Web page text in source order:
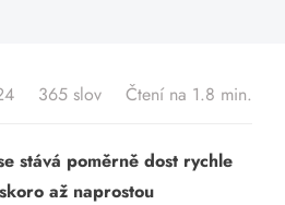
365 slov Čtení na 1.8 min.
stává poměrně dost rychle
až naprostou